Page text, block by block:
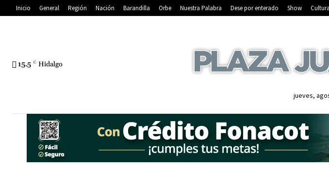
Inicio General Región Nación Barandilla Orbe Nuestra Palabra Dese por enterado Show Cultura
15.5 C Hidalgo
jueves,